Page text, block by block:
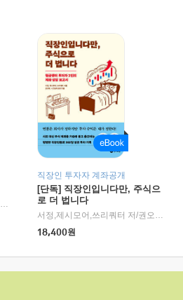
알에이치코리아(RHK)
직장인 투자자 계좌공개
[단독] 직장인입니다만, 주식으
로 더 법니다
서정,제시모어,쓰리쿼터 저/권오태,시그널리포트 편
18,400원